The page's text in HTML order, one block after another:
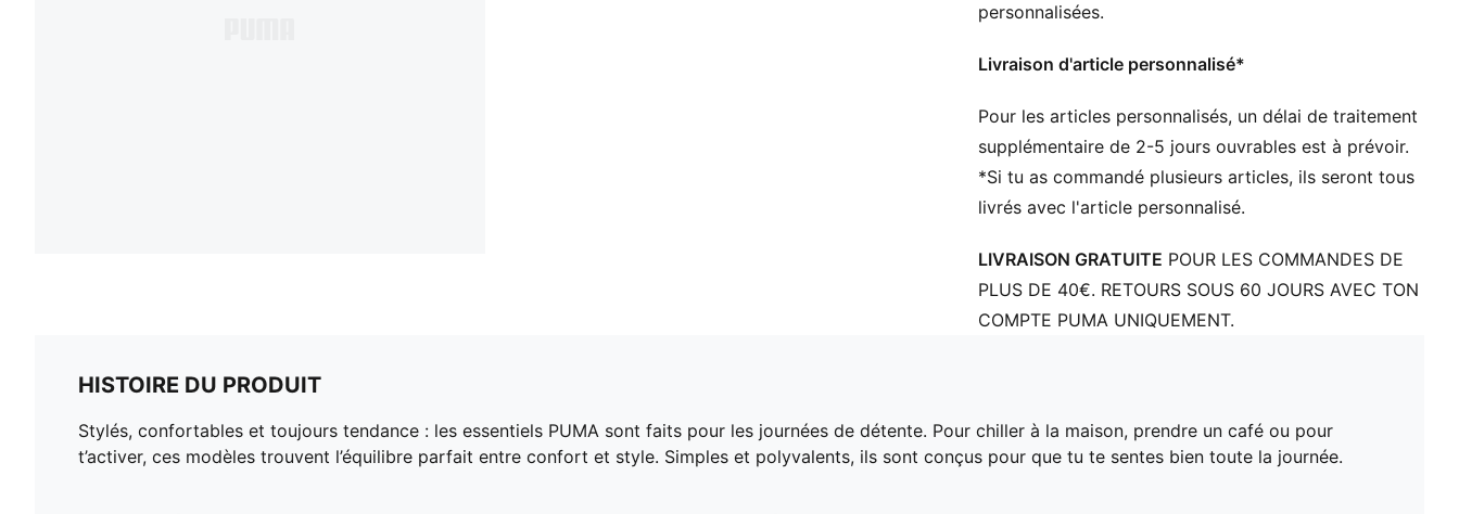
personnalisées.
Livraison d'article personnalisé*
Pour les articles personnalisés, un délai de traitement
supplémentaire de 2-5 jours ouvrables est à prévoir.
*Si tu as commandé plusieurs articles, ils seront tous
livrés avec l'article personnalisé.
LIVRAISON GRATUITE POUR LES COMMANDES DE
PLUS DE 40€. RETOURS SOUS 60 JOURS AVEC TON
COMPTE PUMA UNIQUEMENT.
HISTOIRE DU PRODUIT
Stylés, confortables et toujours tendance : les essentiels PUMA sont faits pour les journées de détente. Pour chiller à la maison, prendre un café ou pour
t’activer, ces modèles trouvent l’équilibre parfait entre confort et style. Simples et polyvalents, ils sont conçus pour que tu te sentes bien toute la journée.